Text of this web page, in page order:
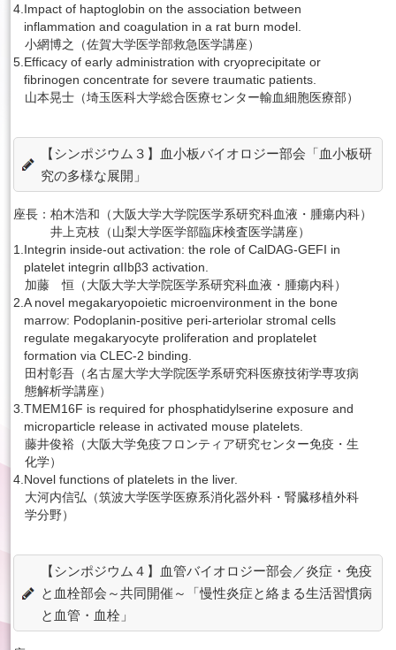
4. Impact of haptoglobin on the association between
inflammation and coagulation in a rat burn model.
小網博之（佐賀大学医学部救急医学講座）
5. Efficacy of early administration with cryoprecipitate or
fibrinogen concentrate for severe traumatic patients.
山本晃士（埼玉医科大学総合医療センター輸血細胞医療部）
【シンポジウム３】血小板バイオロジー部会「血小板研
究の多様な展開」
座長： 柏木浩和（大阪大学大学院医学系研究科血液・腫瘍内科）
井上克枝（山梨大学医学部臨床検査医学講座）
1. Integrin inside-out activation: the role of CalDAG-GEFI in
platelet integrin αIIbβ3 activation.
加藤 恒（大阪大学大学院医学系研究科血液・腫瘍内科）
2. A novel megakaryopoietic microenvironment in the bone
marrow: Podoplanin-positive peri-arteriolar stromal cells
regulate megakaryocyte proliferation and proplatelet
formation via CLEC-2 binding.
田村彰吾（名古屋大学大学院医学系研究科医療技術学専攻病
態解析学講座）
3. TMEM16F is required for phosphatidylserine exposure and
microparticle release in activated mouse platelets.
藤井俊裕（大阪大学免疫フロンティア研究センター免疫・生
化学）
4. Novel functions of platelets in the liver.
大河内信弘（筑波大学医学医療系消化器外科・腎臓移植外科
学分野）
【シンポジウム４】血管バイオロジー部会／炎症・免疫
と血栓部会～共同開催～「慢性炎症と絡まる生活習慣病
と血管・血栓」